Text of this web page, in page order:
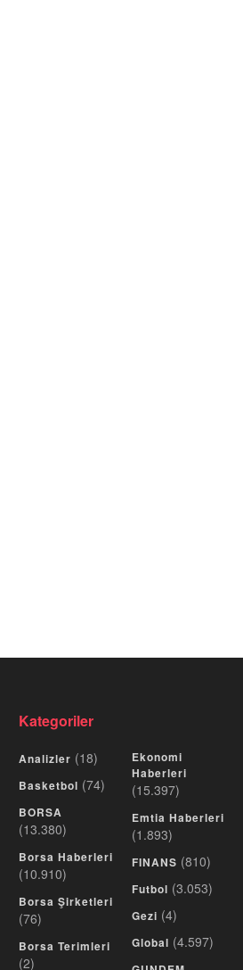
Kategoriler
Analizler (18)
Basketbol (74)
BORSA
(13.380)
Borsa Haberleri
(10.910)
Borsa Şirketleri
(76)
Borsa Terimleri
(2)
Ekonomi
Haberleri
(15.397)
Emtia Haberleri
(1.893)
FINANS (810)
Futbol (3.053)
Gezi (4)
Global (4.597)